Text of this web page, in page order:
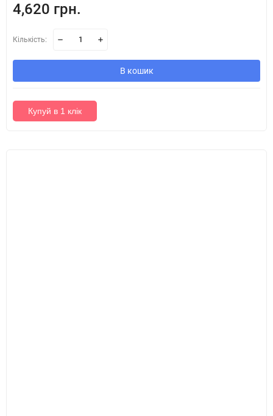
4,620 грн.
Кількість:
В кошик
Купуй в 1 клік